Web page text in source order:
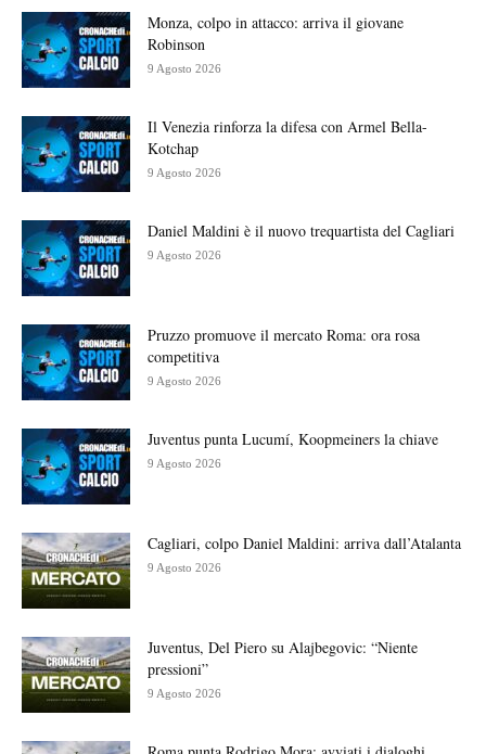
Monza, colpo in attacco: arriva il giovane
Robinson
9 Agosto 2026
Il Venezia rinforza la difesa con Armel Bella-
Kotchap
9 Agosto 2026
Daniel Maldini è il nuovo trequartista del Cagliari
9 Agosto 2026
Pruzzo promuove il mercato Roma: ora rosa
competitiva
9 Agosto 2026
Juventus punta Lucumí, Koopmeiners la chiave
9 Agosto 2026
Cagliari, colpo Daniel Maldini: arriva dall’Atalanta
9 Agosto 2026
Juventus, Del Piero su Alajbegovic: “Niente
pressioni”
9 Agosto 2026